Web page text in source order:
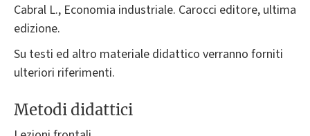
Cabral L., Economia industriale. Carocci editore, ultima
edizione.
Su testi ed altro materiale didattico verranno forniti
ulteriori riferimenti.
Metodi didattici